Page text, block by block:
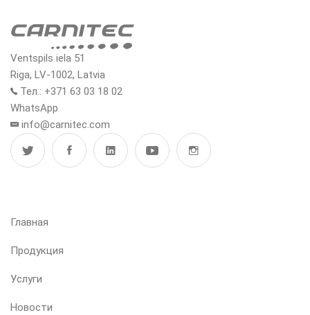
Ventspils iela 51
Riga, LV-1002, Latvia
Тел.: +371 63 03 18 02
WhatsApp
info@carnitec.com
Главная
Продукция
Услуги
Новости